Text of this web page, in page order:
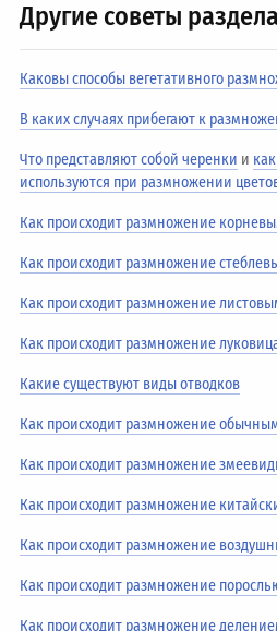
Другие советы
Каковы способы вегетативного
В каких случаях прибегают к
Что представляют собой черенки и
используются при размножении
Как происходит размножение
Как происходит размножение
Как происходит размножение
Как происходит размножение
Какие существуют виды отводков
Как происходит размножение
Как происходит размножение
Как происходит размножение
Как происходит размножение
Как происходит размножение
Как происходит размножение